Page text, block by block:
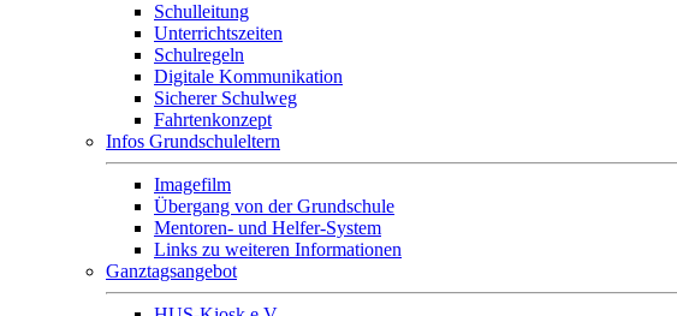
Schulleitung
Unterrichtszeiten
Schulregeln
Digitale Kommunikation
Sicherer Schulweg
Fahrtenkonzept
Infos Grundschuleltern
Imagefilm
Übergang von der Grundschule
Mentoren- und Helfer-System
Links zu weiteren Informationen
Ganztagsangebot